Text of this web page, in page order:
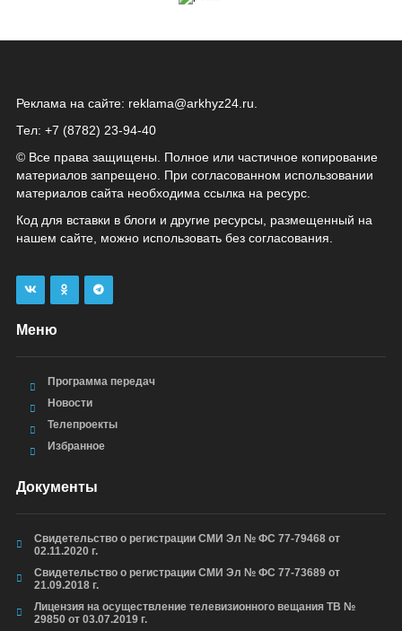
Реклама на сайте: reklama@arkhyz24.ru
Тел: +7 (8782) 23‑94‑40
© Все права защищены. Полное или частичное копирование
материалов запрещено. При согласованном использовании
материалов сайта необходима ссылка на ресурс.
Код для вставки в блоги и другие ресурсы, размещенный на
нашем сайте, можно использовать без согласования.
Меню
Программа передач
Новости
Телепроекты
Избранное
Документы
Свидетельство о регистрации СМИ Эл № ФС 77-79468 от
02.11.2020 г.
Свидетельство о регистрации СМИ Эл № ФС 77-73689 от
21.09.2018 г.
Лицензия на осуществление телевизионного вещания ТВ №
29850 от 03.07.2019 г.